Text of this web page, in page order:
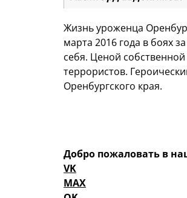
Жизнь уроженца
марта 2016 года в боях
себя. Ценой
террористов.
Оренбургского края.
Добро пожаловать в
VK
MAX